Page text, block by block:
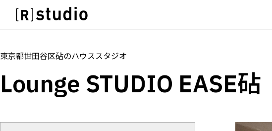
IMAGE
SCENE
部屋ごとに写真で見比べたい
ひとつのスタジオであれもこれも
スタジオを探す
SCENE
部屋ごとに写真で見比べたい
VARIATION
東京都世田谷区砧のハウススタジオ
Lounge STUDIO EASE砧